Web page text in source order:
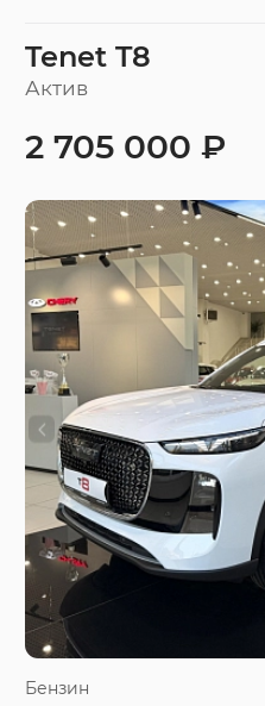
Tenet T8
Актив
Бензин
2 705 000 ₽